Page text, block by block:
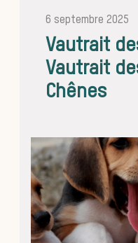
Vautrait
Vautrait
Chênes
6 septembre 2025